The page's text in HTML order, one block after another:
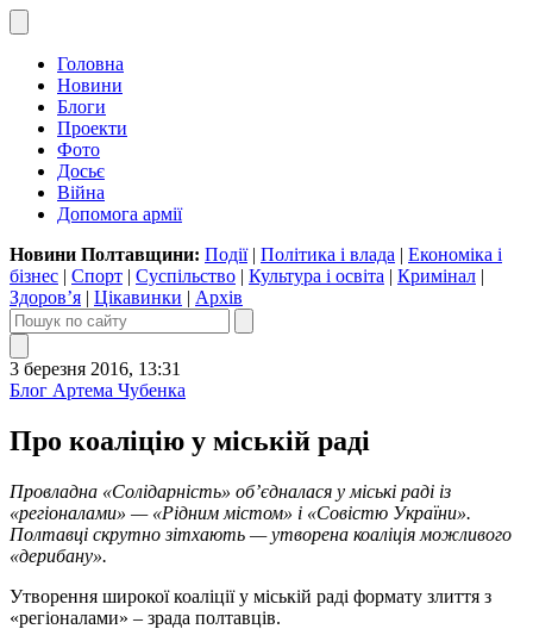
Головна
Новини
Блоги
Проекти
Фото
Досьє
Війна
Допомога армії
Новини Полтавщини: Події| Політика і влада | Економіка і
бізнес | Спорт | Суспільство | Культура і освіта | Кримінал |
Здоров’я | Цікавинки | Архів
3 березня 2016, 13:31
Блог Артема Чубенка
Про коаліцію у міській раді
Провладна «Солідарність» об’єдналася у міські раді із
«регіоналами» — «Рідним містом» і «Совістю України».
Полтавці скрутно зітхають — утворена коаліція можливого
«дерибану».
Утворення широкої коаліції у міській раді формату злиття з
«регіоналами» – зрада полтавців.